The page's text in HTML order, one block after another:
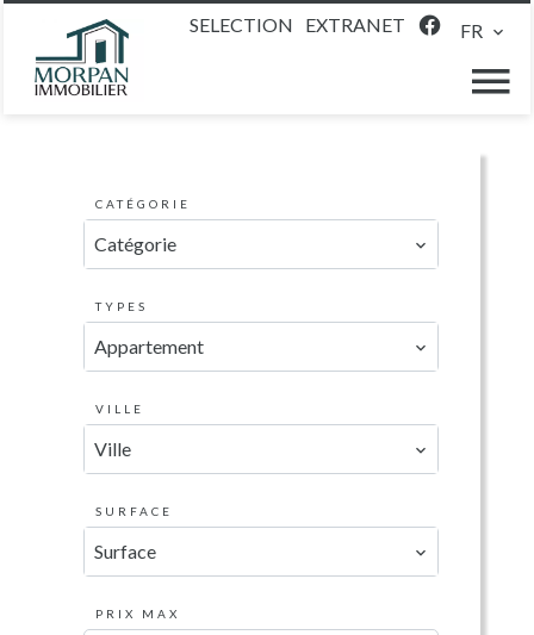
SELECTION EXTRANET FR
CATÉGORIE
Catégorie
TYPES
Appartement
VILLE
Ville
SURFACE
Surface
PRIX MAX